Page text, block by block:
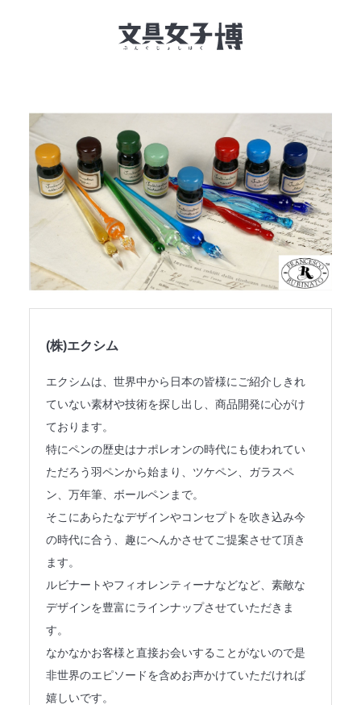
文具女子博とは
イベント一覧
NEWS
文具女子アワード
アイデアコンペ
レポート
法人のみなさまへ
SHARE ME!
(株)エクシム
エクシムは、世界中から日本の皆様にご紹介しきれ
ていない素材や技術を探し出し、商品開発に心がけ
ております。
特にペンの歴史はナポレオンの時代にも使われてい
ただろう羽ペンから始まり、ツケペン、ガラスペ
ン、万年筆、ボールペンまで。
そこにあらたなデザインやコンセプトを吹き込み今
の時代に合う、趣にへんかさせてご提案させて頂き
ます。
ルビナートやフィオレンティーナなどなど、素敵な
デザインを豊富にラインナップさせていただきま
す。
なかなかお客様と直接お会いすることがないので是
非世界のエピソードを含めお声かけていただければ
嬉しいです。